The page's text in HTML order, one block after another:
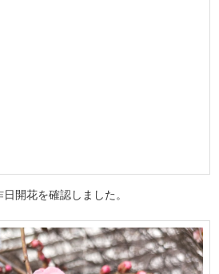
開花を確認しました。